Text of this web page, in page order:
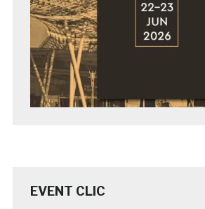
EVENT CLIC